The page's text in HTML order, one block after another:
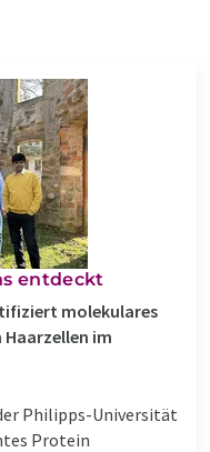
entdeckt
molekulares
im
Philipps-Universität
Protein